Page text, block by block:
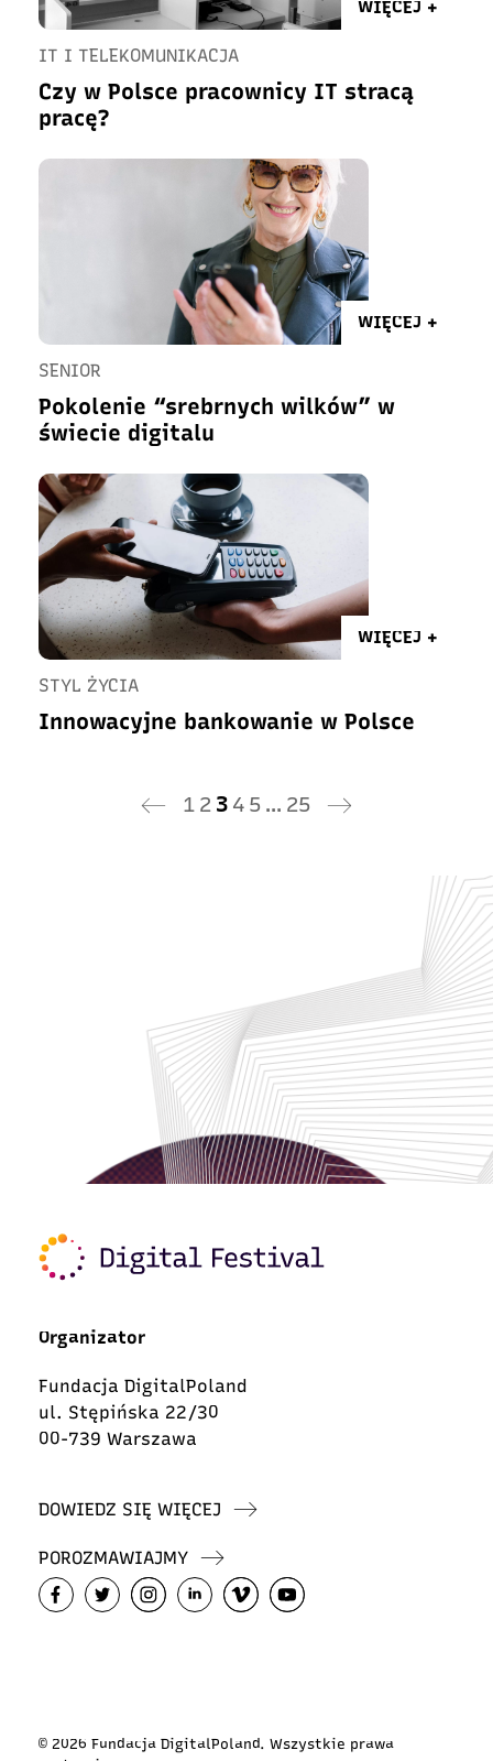
WIĘCEJ +
IT I TELEKOMUNIKACJA
Czy w Polsce pracownicy IT stracą
pracę?
WIĘCEJ +
SENIOR
Pokolenie “srebrnych wilków” w
świecie digitalu
WIĘCEJ +
STYL ŻYCIA
Innowacyjne bankowanie w Polsce
1 2 3 4 5 … 25
Organizator
Fundacja DigitalPoland
ul. Stępińska 22/30
00-739 Warszawa
DOWIEDZ SIĘ WIĘCEJ
POROZMAWIAJMY
© 2026 Fundacja DigitalPoland. Wszystkie prawa